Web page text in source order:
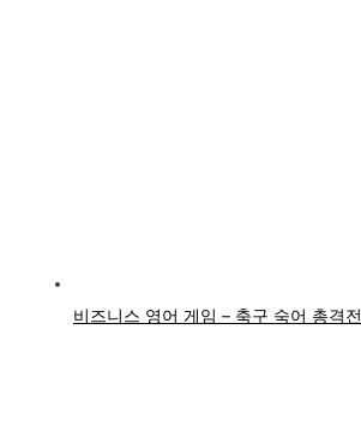
비즈니스 영어 게임 – 축구 숙어 총격전